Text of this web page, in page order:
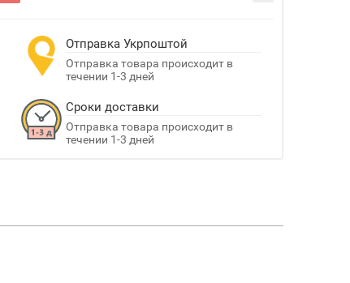
Отправка Укрпоштой
Отправка товара происходит в
течении 1-3 дней
Сроки доставки
Отправка товара происходит в
течении 1-3 дней